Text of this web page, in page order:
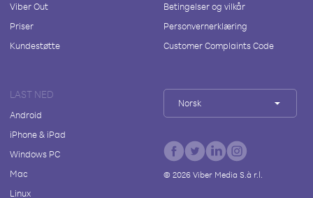
Viber Out
Priser
Kundestøtte
Betingelser og vilkår
Personvernerklæring
Customer Complaints Code
LAST NED
Android
iPhone & iPad
Windows PC
Mac
Linux
Norsk
© 2026Viber Media S.à r.l.